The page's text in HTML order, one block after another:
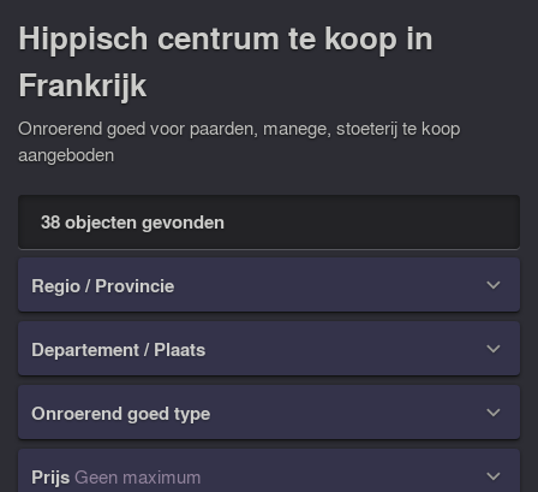
Hippisch centrum te koop in
Frankrijk
Onroerend goed voor paarden, manege, stoeterij te koop
aangeboden
38 objecten gevonden
Regio / Provincie 
Departement / Plaats 
Onroerend goed type 
PrijsGeen maximum 